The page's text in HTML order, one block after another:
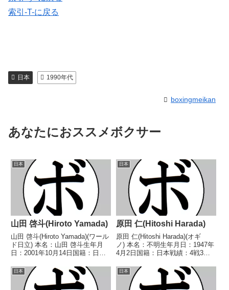
索引-T-に戻る
日本 1990年代
boxingmeikan
あなたにおススメボクサー
日本
山田 啓斗(Hiroto Yamada)
山田 啓斗(Hiroto Yamada)(ワール
ド日立) 本名：山田 啓斗生年月
日：2001年10月14日国籍：日本
得タイトル】なし 【戦歴】
2021/12/08 ●1RTKO 服部 凌
河(横浜光)■...
日本
原田 仁(Hitoshi Harada)
原田 仁(Hitoshi Harada)(オギ
ノ) 本名：不明生年月日：1947年
4月2日国籍：日本戦績：4戦3勝
し 【戦歴】1969/09/04
●3RTKO 藤沢 克己(不
二)1969/12/03 ○1...
日本 日本